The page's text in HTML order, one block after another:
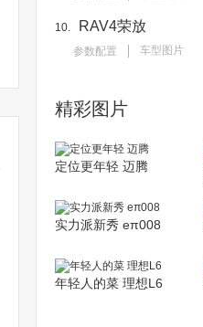
10. RAV4荣放
参数配置 车型图片
精彩图片
定位更年轻 迈腾
实力派新秀 eπ008
年轻人的菜 理想L6